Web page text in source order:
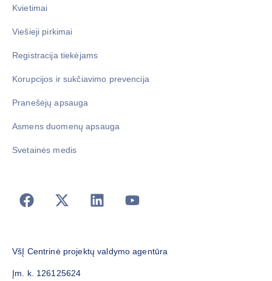
Kvietimai
Viešieji pirkimai
Registracija tiekėjams
Korupcijos ir sukčiavimo prevencija
Pranešėjų apsauga
Asmens duomenų apsauga
Svetainės medis
VšĮ Centrinė projektų valdymo agentūra
Įm. k. 126125624